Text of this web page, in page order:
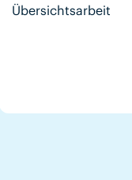
Übersichtsarbeit